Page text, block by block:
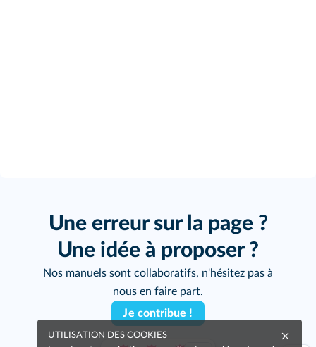
Une erreur sur la page ?
Une idée à proposer ?
Nos manuels sont collaboratifs, n'hésitez pas à
nous en faire part.
Je contribue !
UTILISATION DES COOKIES